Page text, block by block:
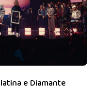
e Diamante